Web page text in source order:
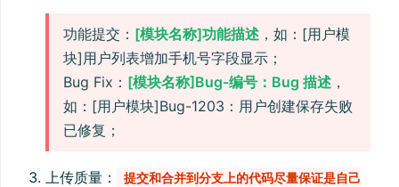
功能提交： [模块名称]功能描述 ，如：[用户模
块]用户列表增加手机号字段显示；
Bug Fix： [模块名称]Bug-编号：Bug 描述 ，
如：[用户模块]Bug-1203：用户创建保存失败
已修复；
上传质量：
提交和合并到分支上的代码尽量保证是自己